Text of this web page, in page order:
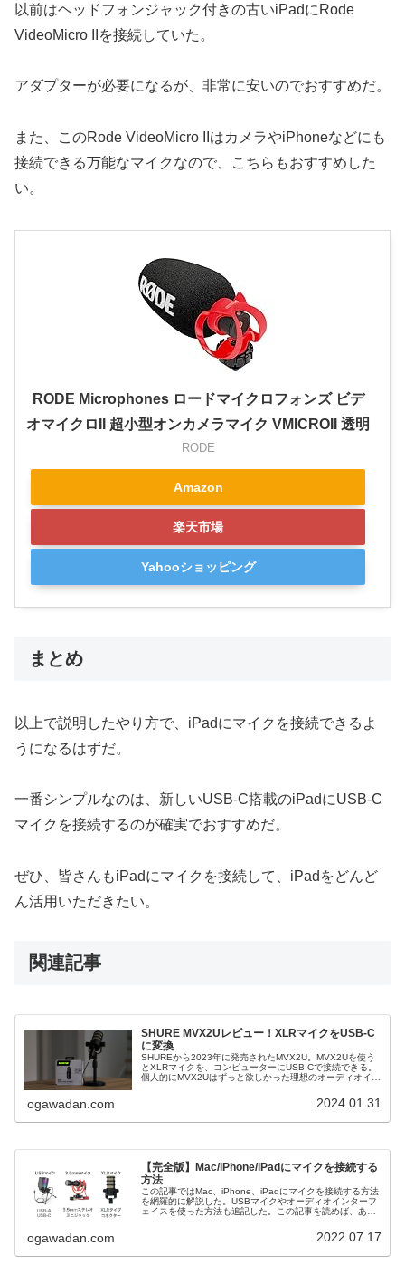
以前はヘッドフォンジャック付きの古いiPadにRode
VideoMicro IIを接続していた。
アダプターが必要になるが、非常に安いのでおすすめだ。
また、このRode VideoMicro IIはカメラやiPhoneなどにも
接続できる万能なマイクなので、こちらもおすすめした
い。
RODE Microphones ロードマイクロフォンズ ビデ
オマイクロII 超小型オンカメラマイク VMICROII 透明
RODE
Amazon
楽天市場
Yahooショッピング
まとめ
以上で説明したやり方で、iPadにマイクを接続できるよ
うになるはずだ。
一番シンプルなのは、新しいUSB-C搭載のiPadにUSB-C
マイクを接続するのが確実でおすすめだ。
ぜひ、皆さんもiPadにマイクを接続して、iPadをどんど
ん活用いただきたい。
関連記事
SHURE MVX2Uレビュー！XLRマイクをUSB-C
に変換
SHUREから2023年に発売されたMVX2U。MVX2Uを使う
とXLRマイクを、コンピューターにUSB-Cで接続できる。
個人的にMVX2Uはずっと欲しかった理想のオーディオイン
ogawadan.com 2024.01.31
【完全版】Mac/iPhone/iPadにマイクを接続する
方法
この記事ではMac、iPhone、iPadにマイクを接続する方法
を網羅的に解説した。USBマイクやオーディオインターフ
ェイスを使った方法も追記した。この記事を読めば、あら
ogawadan.com 2022.07.17